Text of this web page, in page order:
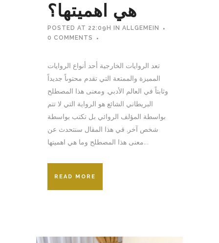
هي اهميتها؟
POSTED AT 22:09H IN ALLGEMEIN
0 COMMENTS
تعد الروايات الخارجية أحد أنواع الروايات
المميزة والممتعة التي تقدم محتوىاً جديداً
وثابتاً في العالم الأدبي. ومعنى هذا المصطلح
البريطاني الشائع هو الرواية التي لا تتم
بواسطة المؤلف الروائي بل تكتب بواسطة
شخص آخر. في هذا المقال سنتحدث عن
معنى هذا المصطلح وما هي اهميتها...
READ MORE